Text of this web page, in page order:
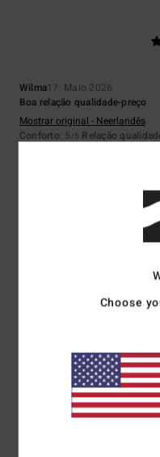
Wilma17. Maio 2026
Boa relação qualidade-preço
Mostrar original - Neerlandês
Conforto: 5 /5 Relação
É fantástico e a
Eu recomendo
Choose